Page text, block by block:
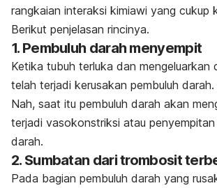
rangkaian interaksi kimiawi yang cukup
Berikut penjelasan rincinya.
1. Pembuluh darah menyempit
Ketika tubuh terluka dan mengeluarkan
telah terjadi kerusakan pembuluh darah.
Nah, saat itu pembuluh darah akan
terjadi vasokonstriksi atau penyempitan
darah.
2. Sumbatan dari trombosit
Pada bagian pembuluh darah yang